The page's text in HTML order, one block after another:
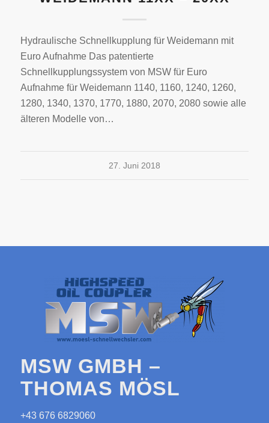
Hydraulische Schnellkupplung für Weidemann mit
Euro Aufnahme Das patentierte
Schnellkupplungssystem von MSW für Euro
Aufnahme für Weidemann 1140, 1160, 1240, 1260,
1280, 1340, 1370, 1770, 1880, 2070, 2080 sowie alle
älteren Modelle von…
27. Juni 2018
MSW GMBH –
THOMAS MÖSL
+43 676 6829060